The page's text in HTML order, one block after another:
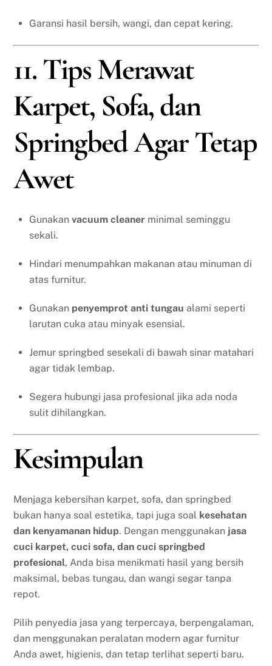
Garansi hasil bersih, wangi, dan cepat kering.
11. Tips Merawat
Karpet, Sofa, dan
Springbed Agar Tetap
Awet
Gunakan vacuum cleaner minimal seminggu
sekali.
Hindari menumpahkan makanan atau minuman di
atas furnitur.
Gunakan penyemprot anti tungau alami seperti
larutan cuka atau minyak esensial.
Jemur springbed sesekali di bawah sinar matahari
agar tidak lembap.
Segera hubungi jasa profesional jika ada noda
sulit dihilangkan.
Kesimpulan
Menjaga kebersihan karpet, sofa, dan springbed
bukan hanya soal estetika, tapi juga soal kesehatan
dan kenyamanan hidup. Dengan menggunakan jasa
cuci karpet, cuci sofa, dan cuci springbed
profesional, Anda bisa menikmati hasil yang bersih
maksimal, bebas tungau, dan wangi segar tanpa
repot.
Pilih penyedia jasa yang terpercaya, berpengalaman,
dan menggunakan peralatan modern agar furnitur
Anda awet, higienis, dan tetap terlihat seperti baru.